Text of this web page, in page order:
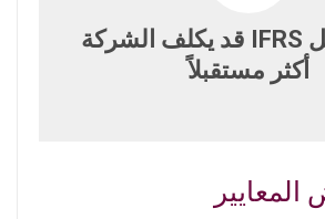
لكن تجاهل IFRS قد يكلف الشركة
أكثر مستقبلاً